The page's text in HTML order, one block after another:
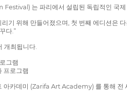
Festival) 는 파리에서 설립된 독립적인 국
기 위해 만들어졌으며, 첫 번째 에디션은
다.”
개최됩니다.
그램
프로그램
아카데미 (Zarifa Art Academy) 를 통해 전